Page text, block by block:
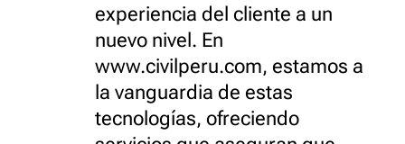
experiencia del cliente a un
nuevo nivel. En
www.civilperu.com, estamos a
la vanguardia de estas
tecnologías, ofreciendo